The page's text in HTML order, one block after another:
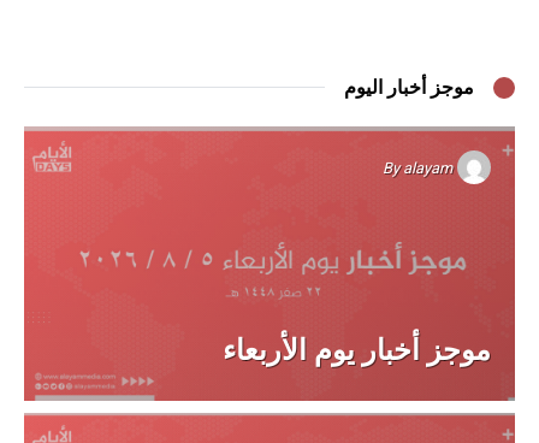
موجز أخبار اليوم
Byalayam
موجز أخبار يوم الأربعاء